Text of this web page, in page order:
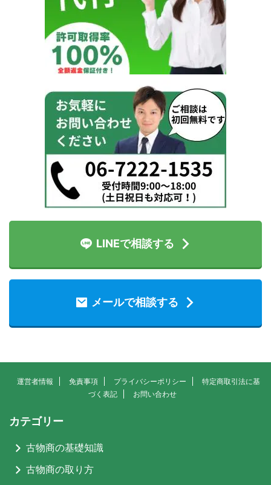
LINEで相談する
メールで相談する
運営者情報 免責事項 プライバシーポリシー
特定商取引法に基
づく表記
お問い合わせ
カテゴリー
古物商の基礎知識
古物商の取り方